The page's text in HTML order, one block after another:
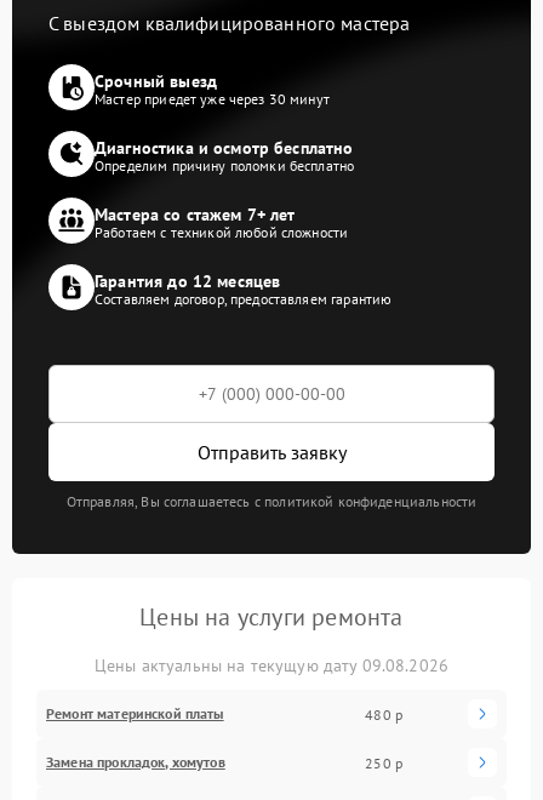
С выездом квалифицированного мастера
Срочный выезд
Мастер приедет уже через 30 минут
Диагностика и осмотр бесплатно
Определим причину поломки бесплатно
Мастера со стажем 7+ лет
Работаем с техникой любой сложности
Гарантия до 12 месяцев
Составляем договор, предоставляем гарантию
Отправить заявку
Отправляя, Вы соглашаетесь с политикой конфиденциальности
Цены на услуги ремонта
Цены актуальны на текущую дату 09.08.2026
Ремонт материнской платы 480 р
Замена прокладок, хомутов 250 р